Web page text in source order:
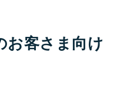
お客さま向け